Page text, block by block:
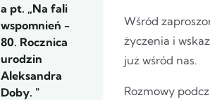
Wśród
życzenia i
już wśród nas.
Rozmowy
a pt. „Na fali
wspomnień -
80. Rocznica
urodzin
Aleksandra
Doby. "